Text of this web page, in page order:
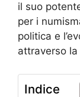
il suo
per i
politica e
attraverso
Indice